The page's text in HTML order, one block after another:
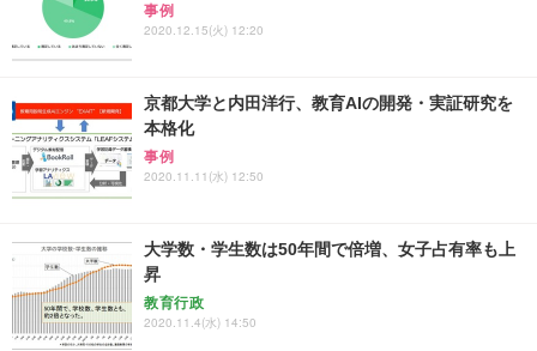
事例
2020.12.15(火) 12:20
京都大学と内田洋行、教育AIの開発・実証研究を
本格化
事例
2020.11.11(水) 12:50
大学数・学生数は50年間で倍増、女子占有率も上
昇
教育行政
2020.11.4(水) 14:50